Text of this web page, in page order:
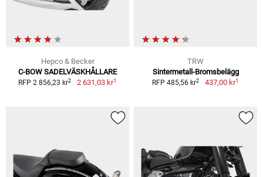
Hepco & Becker
C-BOW SADELVÄSKHÅLLARE
RFP 2 856,23 kr2 2 631,03 kr1
TRW
Sintermetall-Bromsbelägg
RFP 485,56 kr2 437,00 kr1